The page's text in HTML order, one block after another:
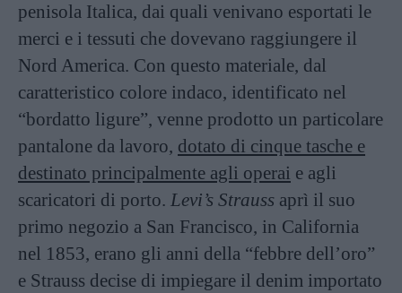
penisola Italica, dai quali venivano esportati le
merci e i tessuti che dovevano raggiungere il
Nord America. Con questo materiale, dal
caratteristico colore indaco, identificato nel
“bordatto ligure”, venne prodotto un particolare
pantalone da lavoro, dotato di cinque tasche e
destinato principalmente agli operai e agli
scaricatori di porto. Levi’s Strauss aprì il suo
primo negozio a San Francisco, in California
nel 1853, erano gli anni della “febbre dell’oro”
e Strauss decise di impiegare il denim importato